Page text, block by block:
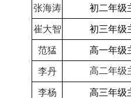
张海涛 初二年级
崔大智 初三年级
范猛 高一年级
李丹 高二年级
李杨 高三年级